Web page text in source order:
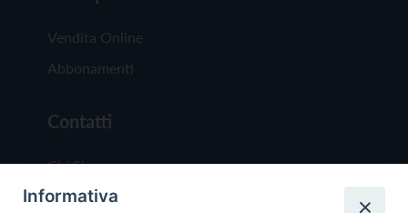
Vendita Online
Abbonamenti
Contatti
Chi Siamo
Redazione
Informativa